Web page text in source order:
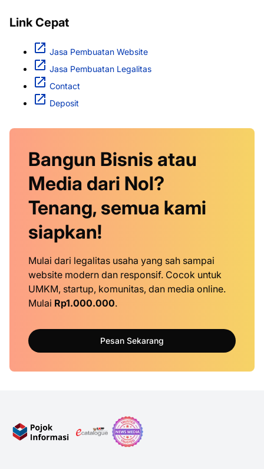
Link Cepat
Jasa Pembuatan Website
Jasa Pembuatan Legalitas
Contact
Deposit
Bangun Bisnis atau
Media dari Nol?
Tenang, semua kami
siapkan!
Mulai dari legalitas usaha yang sah sampai
website modern dan responsif. Cocok untuk
UMKM, startup, komunitas, dan media online.
Mulai Rp1.000.000.
Pesan Sekarang